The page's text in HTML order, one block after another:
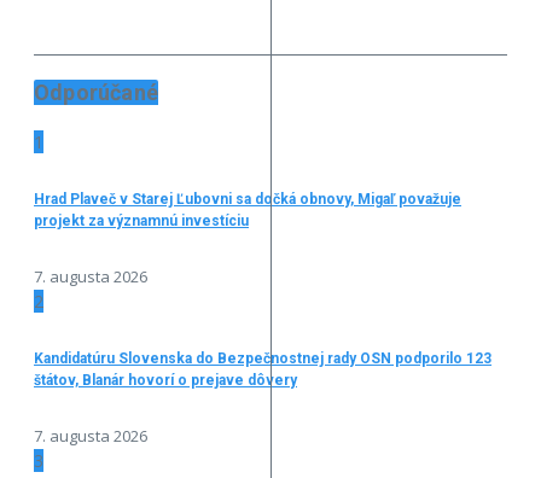
Odporúčané
1
Hrad Plaveč v Starej Ľubovni sa dočká obnovy, Migaľ považuje
projekt za významnú investíciu
7. augusta 2026
2
Kandidatúru Slovenska do Bezpečnostnej rady OSN podporilo 123
štátov, Blanár hovorí o prejave dôvery
7. augusta 2026
3